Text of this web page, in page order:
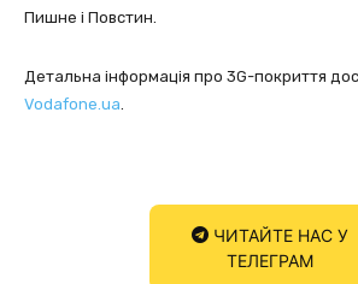
Пишне і Повстин.
Детальна інформація про 3G-покриття
Vodafone.ua
ЧИТАЙТЕ НАС У
ТЕЛЕГРАМ